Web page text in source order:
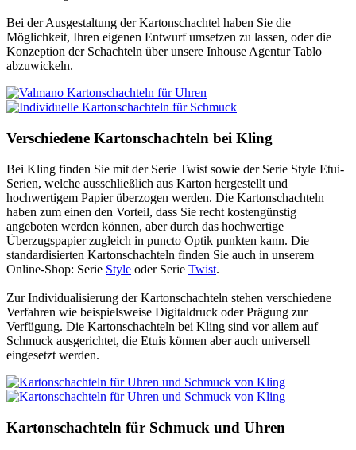
Bei der Ausgestaltung der Kartonschachtel haben Sie die
Möglichkeit, Ihren eigenen Entwurf umsetzen zu lassen, oder die
Konzeption der Schachteln über unsere Inhouse Agentur Tablo
abzuwickeln.
Verschiedene Kartonschachteln bei Kling
Bei Kling finden Sie mit der Serie Twist sowie der Serie Style Etui-
Serien, welche ausschließlich aus Karton hergestellt und
hochwertigem Papier überzogen werden. Die Kartonschachteln
haben zum einen den Vorteil, dass Sie recht kostengünstig
angeboten werden können, aber durch das hochwertige
Überzugspapier zugleich in puncto Optik punkten kann. Die
standardisierten Kartonschachteln finden Sie auch in unserem
Online-Shop: Serie Style oder Serie Twist.
Zur Individualisierung der Kartonschachteln stehen verschiedene
Verfahren wie beispielsweise Digitaldruck oder Prägung zur
Verfügung. Die Kartonschachteln bei Kling sind vor allem auf
Schmuck ausgerichtet, die Etuis können aber auch universell
eingesetzt werden.
Kartonschachteln für Schmuck und Uhren